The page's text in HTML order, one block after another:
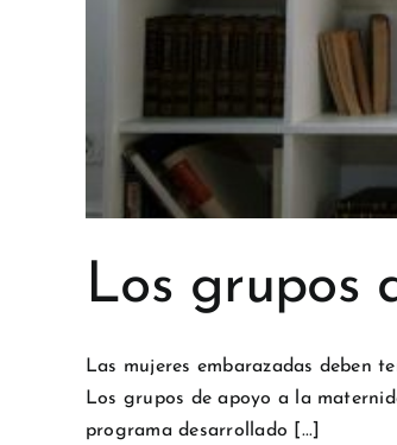
Los grupos
Las mujeres embarazadas deben
Los grupos de apoyo a la
programa desarrollado [...]